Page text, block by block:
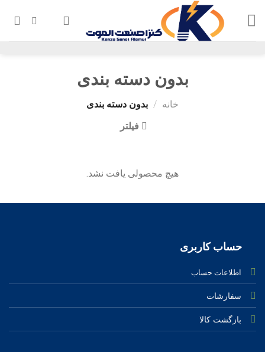
بدون دسته بندی
خانه / بدون دسته بندی
فیلتر
هیچ محصولی یافت نشد.
حساب کاربری
اطلاعات حساب
سفارشات
بازگشت کالا